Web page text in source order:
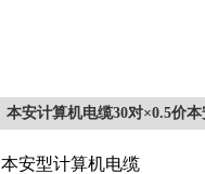
本安计算机电缆30对×0.5价
本安型计算机电缆